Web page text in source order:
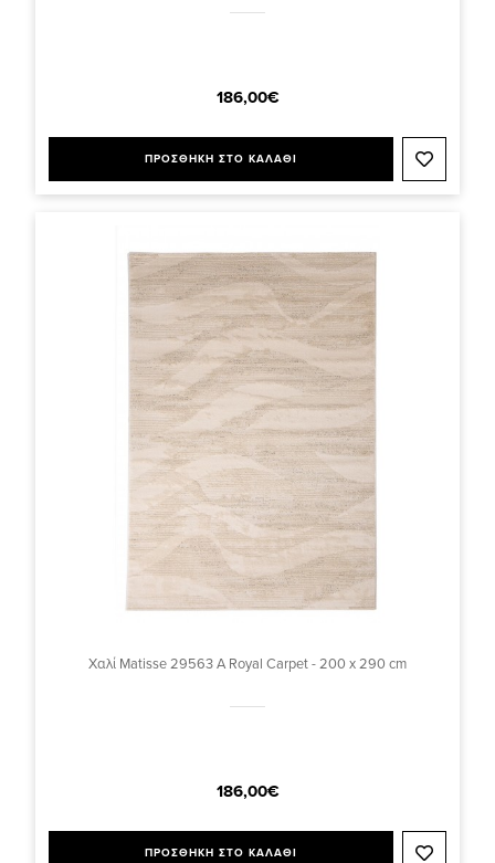
186,00€
ΠΡΟΣΘΗΚΗ ΣΤΟ ΚΑΛΑΘΙ
Χαλί Matisse 29563 A Royal Carpet - 200 x 290 cm
186,00€
ΠΡΟΣΘΗΚΗ ΣΤΟ ΚΑΛΑΘΙ